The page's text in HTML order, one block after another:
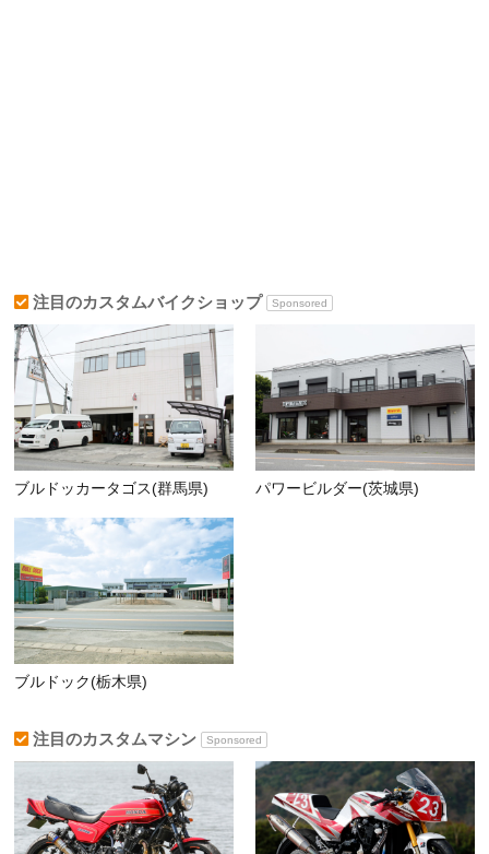
注目のカスタムバイクショップ Sponsored
ブルドッカータゴス(群馬県) パワービルダー(茨城県)
ブルドック(栃木県)
注目のカスタムマシン Sponsored